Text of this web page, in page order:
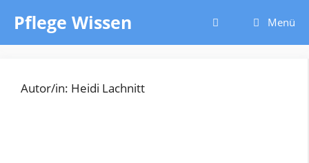
Inhalt
springen
Pflege Wissen Menü
Autor/in: Heidi Lachnitt